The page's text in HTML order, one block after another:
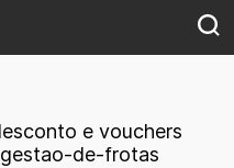
e vouchers
de-frotas